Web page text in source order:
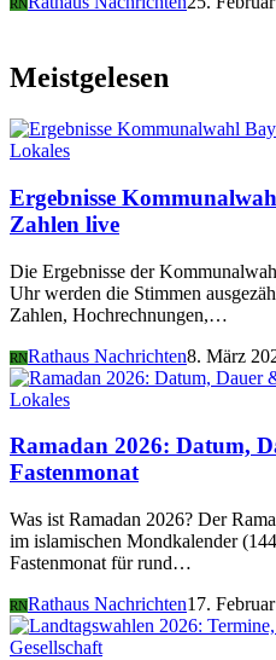
RN
Meistgelesen
Lokales
Ergebnisse
Zahlen live
Die Ergebnisse der
Uhr werden die Stimmen
Zahlen, Hochrechnungen,…
RNRathaus Nachrichten8. März
Lokales
Ramadan 2026: Datum,
Fastenmonat
Was ist Ramadan 2026? Der
im islamischen Mondkalender
Fastenmonat für rund…
RNRathaus Nachrichten17.
Gesellschaft